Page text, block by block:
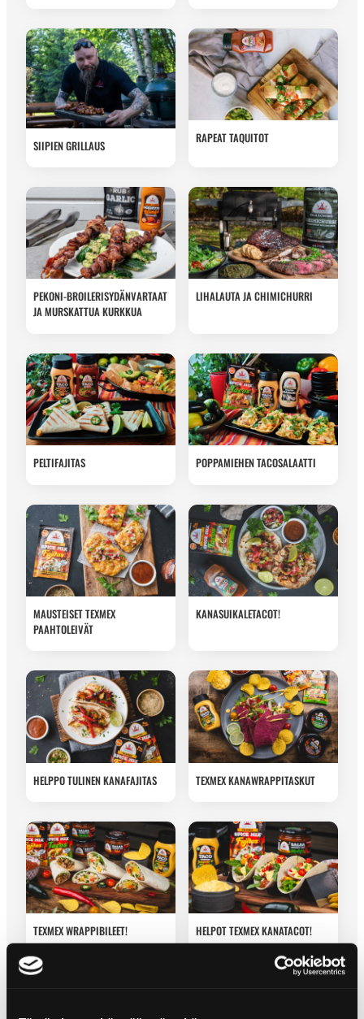
SIIPIEN GRILLAUS RAPEAT TAQUITOT
PEKONI-BROILERISYDÄNVARTAAT
JA MURSKATTUA KURKKUA
LIHALAUTA JA CHIMICHURRI
PELTIFAJITAS POPPAMIEHEN TACOSALAATTI
MAUSTEISET TEXMEX
PAAHTOLEIVÄT
KANASUIKALETACOT!
HELPPO TULINEN KANAFAJITAS TEXMEX KANAWRAPPITASKUT
TEXMEX WRAPPIBILEET! HELPOT TEXMEX KANATACOT!